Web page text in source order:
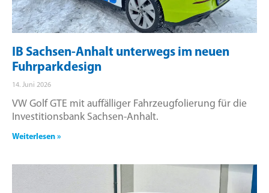
IB Sachsen-Anhalt unterwegs im neuen
Fuhrparkdesign
14. Juni 2026
VW Golf GTE mit auffälliger Fahrzeugfolierung für die
Investitionsbank Sachsen-Anhalt.
Weiterlesen »